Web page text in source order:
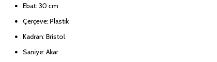
Ebat: 30 cm
Çerçeve: Plastik
Kadran: Bristol
Saniye: Akar